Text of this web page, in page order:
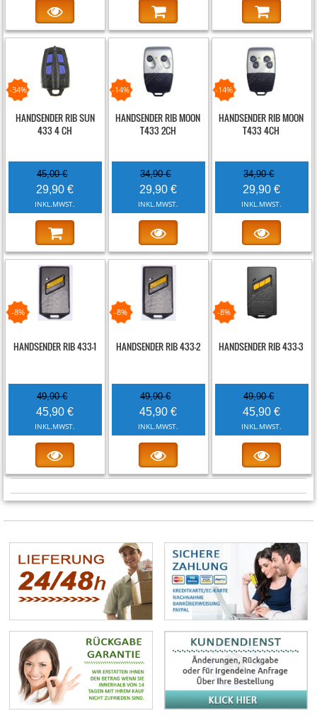
-34%
HANDSENDER RIB SUN
433 4 CH
45,00 €
29,90 €
INKL.MWST.
-14%
HANDSENDER RIB MOON
T433 2CH
34,90 €
29,90 €
INKL.MWST.
-14%
HANDSENDER RIB MOON
T433 4CH
34,90 €
29,90 €
INKL.MWST.
-8%
HANDSENDER RIB 433-1
49,90 €
45,90 €
INKL.MWST.
-8%
HANDSENDER RIB 433-2
49,90 €
45,90 €
INKL.MWST.
-8%
HANDSENDER RIB 433-3
49,90 €
45,90 €
INKL.MWST.